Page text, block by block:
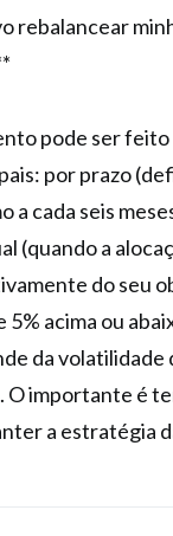
rebalancear
pode ser feito
por prazo
a cada seis
(quando a
do seu
5% acima ou
da volatilidade
O importante é
a estratégia